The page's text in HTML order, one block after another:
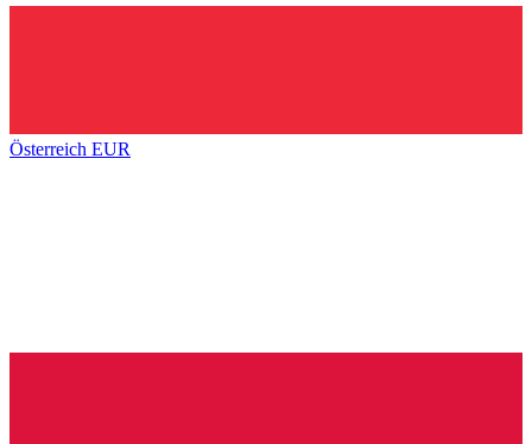
Österreich EUR